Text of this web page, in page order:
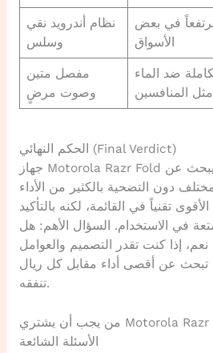
نظام أندرويد نقي
وسلس
في بعض
الأسواق
مفصل متين
وصوت مرضٍ
ضد الماء
مثل المنافسين
الحكم النهائي (Final Verdict)
جهاز Motorola Razr Fold هو خيار ممتاز لمن يبحث عن
دون التضحية بالكثير من الأداء
تقنياً في القائمة، لكنه بالتأكيد
في الاستخدام. السؤال الأهم: هل
إذا كنت تقدر التصميم والعوامل
تبحث عن أقصى أداء مقابل كل ريال
تنفقه.
الأسئلة الشائعة